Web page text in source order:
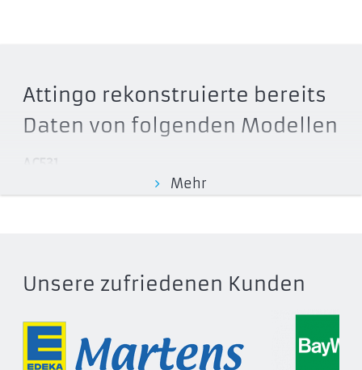
Attingo rekonstruierte bereits
Daten von folgenden Modellen
AC531
AP1TBAC730S-1
AC233
AP500GAC233B-S
Mehr
Unsere zufriedenen Kunden